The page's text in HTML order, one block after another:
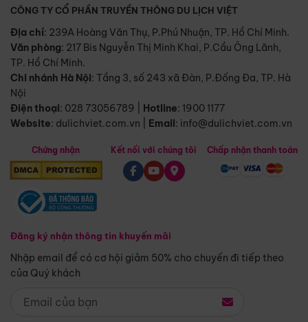
CÔNG TY CỔ PHẦN TRUYỀN THÔNG DU LỊCH VIỆT
Địa chỉ: 239A Hoàng Văn Thụ, P.Phú Nhuận, TP. Hồ Chí Minh.
Văn phòng: 217 Bis Nguyễn Thị Minh Khai, P.Cầu Ông Lãnh,
TP. Hồ Chí Minh.
Chi nhánh Hà Nội: Tầng 3, số 243 xã Đàn, P.Đống Đa, TP. Hà
Nội
Điện thoại: 028 73056789 Hotline: 1900 1177
Website: dulichviet.com.vn Email: info@dulichviet.com.vn
Chứng nhận
Đăng ký nhận thông tin khuyến mãi
Nhập email để có cơ hội giảm 50% cho chuyến đi tiếp theo
của Quý khách
Kết nối với chúng tôi Chấp nhận thanh toán